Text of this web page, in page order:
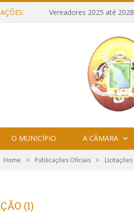
Vereadores 2025 até 2028
O MUNICÍPIO A CÂMARA
Home » Publicações Oficiais » Licitações
(1)